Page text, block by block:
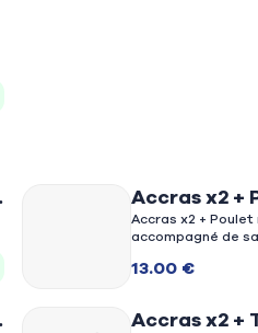
Accras x2 +
salade
Accras x2 +
accompagné de
13.00 €
Accras x2 +